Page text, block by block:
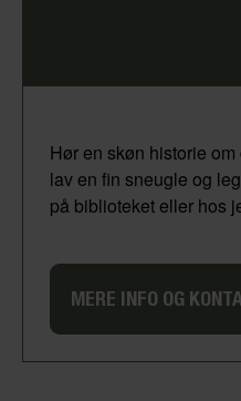
Hør en skøn historie
lav en fin sneugle og
på biblioteket eller hos
MERE INFO OG